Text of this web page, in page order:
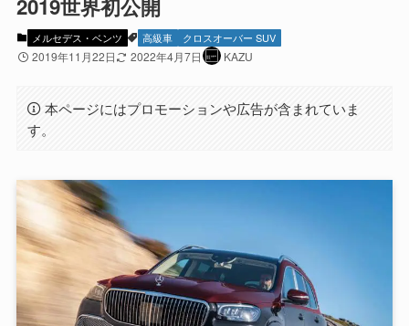
2019世界初公開
メルセデス・ベンツ 高級車 クロスオーバー SUV
2019年11月22日 2022年4月7日 KAZU
本ページにはプロモーションや広告が含まれていま
す。